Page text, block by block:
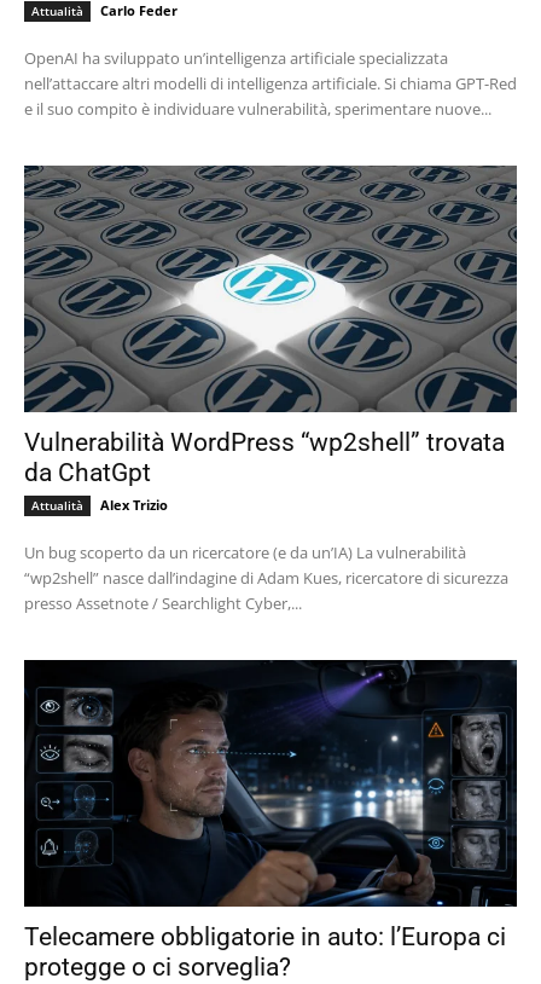
Attualità Carlo Feder
OpenAI ha sviluppato un’intelligenza artificiale specializzata
nell’attaccare altri modelli di intelligenza artificiale. Si chiama GPT-Red
e il suo compito è individuare vulnerabilità, sperimentare nuove...
Vulnerabilità WordPress “wp2shell” trovata
da ChatGpt
Attualità Alex Trizio
Un bug scoperto da un ricercatore (e da un’IA) La vulnerabilità
“wp2shell” nasce dall’indagine di Adam Kues, ricercatore di sicurezza
presso Assetnote / Searchlight Cyber,...
Telecamere obbligatorie in auto: l’Europa ci
protegge o ci sorveglia?